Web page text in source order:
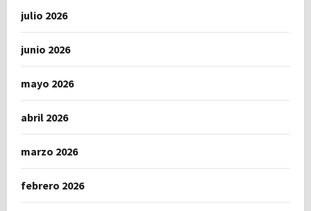
julio 2026
junio 2026
mayo 2026
abril 2026
marzo 2026
febrero 2026